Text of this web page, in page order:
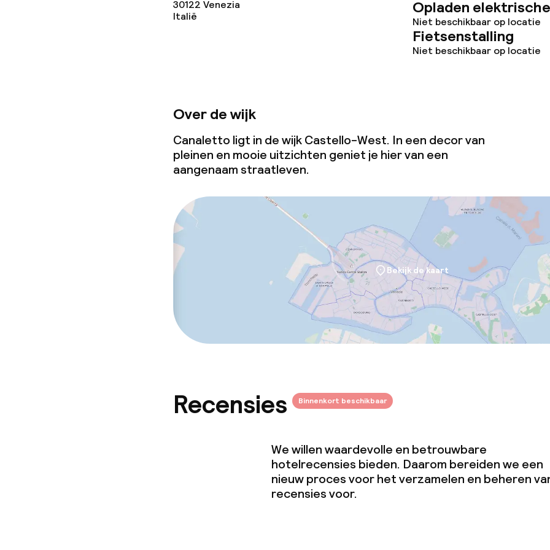
30122 Venezia
Italië
Opladen
Niet beschikbaar op locatie
Fietsenstalling
Niet beschikbaar op locatie
Over de wijk
Canaletto ligt in de wijk Castello-West. In een decor van
pleinen en mooie uitzichten geniet je hier van een
aangenaam straatleven.
Bekijk de kaart
Recensies Binnenkort beschikbaar
We willen waardevolle en betrouwbare
hotelrecensies bieden. Daarom bereiden we een
nieuw proces voor het verzamelen en beheren
recensies voor.